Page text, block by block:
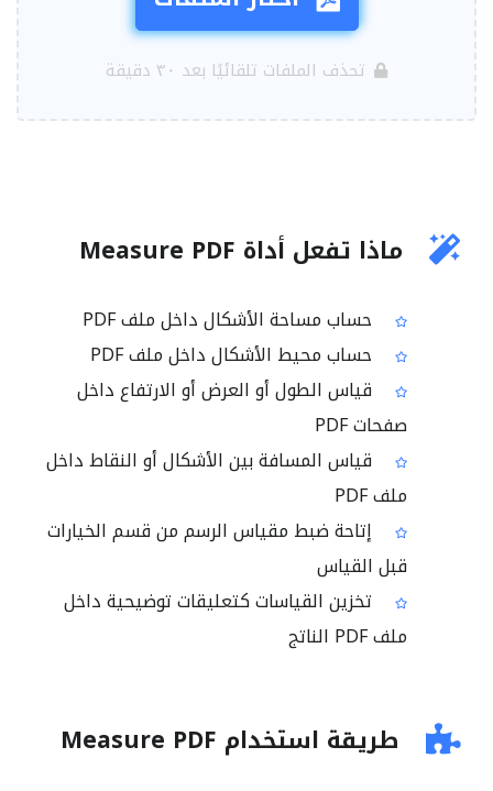
تحذف الملفات تلقائيًا بعد ٣٠ دقيقة
ماذا تفعل أداة Measure PDF
حساب مساحة الأشكال داخل ملف PDF
حساب محيط الأشكال داخل ملف PDF
قياس الطول أو العرض أو الارتفاع داخل
صفحات PDF
قياس المسافة بين الأشكال أو النقاط داخل
ملف PDF
إتاحة ضبط مقياس الرسم من قسم الخيارات
قبل القياس
تخزين القياسات كتعليقات توضيحية داخل
ملف PDF الناتج
طريقة استخدام Measure PDF